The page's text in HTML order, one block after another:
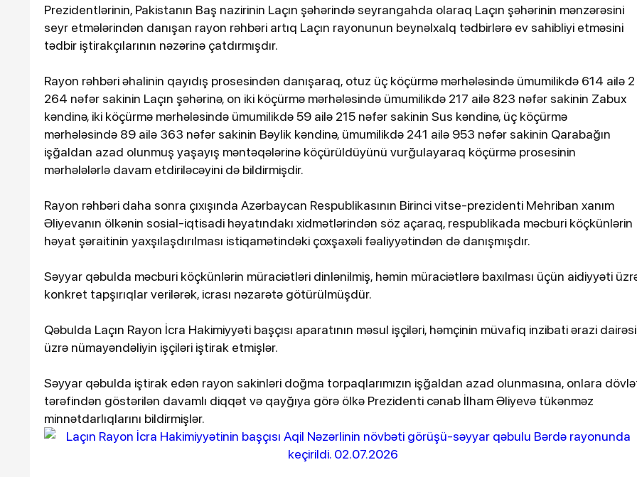
Prezidentlərinin, Pakistanın Baş nazirinin Laçın şəhərində seyrangahda olaraq Laçın şəhərinin mənzərəsini
seyr etmələrindən danışan rayon rəhbəri artıq Laçın rayonunun beynəlxalq tədbirlərə ev sahibliyi etməsini
tədbir iştirakçılarının nəzərinə çatdırmışdır.
Rayon rəhbəri əhalinin qayıdış prosesindən danışaraq, otuz üç köçürmə mərhələsində ümumilikdə 614 ailə 2
264 nəfər sakinin Laçın şəhərinə, on iki köçürmə mərhələsində ümumilikdə 217 ailə 823 nəfər sakinin Zabux
kəndinə, iki köçürmə mərhələsində ümumilikdə 59 ailə 215 nəfər sakinin Sus kəndinə, üç köçürmə
mərhələsində 89 ailə 363 nəfər sakinin Bəylik kəndinə, ümumilikdə 241 ailə 953 nəfər sakinin Qarabağın
işğaldan azad olunmuş yaşayış məntəqələrinə köçürüldüyünü vurğulayaraq köçürmə prosesinin
mərhələlərlə davam etdiriləcəyini də bildirmişdir.
Rayon rəhbəri daha sonra çıxışında Azərbaycan Respublikasının Birinci vitse-prezidenti Mehriban xanım
Əliyevanın ölkənin sosial-iqtisadi həyatındakı xidmətlərindən söz açaraq, respublikada məcburi köçkünlərin
həyat şəraitinin yaxşılaşdırılması istiqamətindəki çoxşaxəli fəaliyyətindən də danışmışdır.
Səyyar qəbulda məcburi köçkünlərin müraciətləri dinlənilmiş, həmin müraciətlərə baxılması üçün aidiyyəti
konkret tapşırıqlar verilərək, icrası nəzarətə götürülmüşdür.
Qəbulda Laçın Rayon İcra Hakimiyyəti başçısı aparatının məsul işçiləri, həmçinin müvafiq inzibati ərazi dairəsi
üzrə nümayəndəliyin işçiləri iştirak etmişlər.
Səyyar qəbulda iştirak edən rayon sakinləri doğma torpaqlarımızın işğaldan azad olunmasına, onlara
tərəfindən göstərilən davamlı diqqət və qayğıya görə ölkə Prezidenti cənab İlham Əliyevə tükənməz
minnətdarlıqlarını bildirmişlər.